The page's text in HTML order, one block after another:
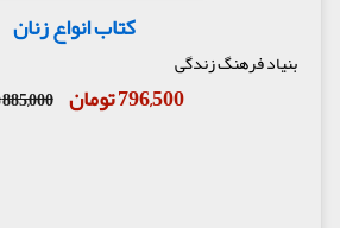
کتاب انواع زنان
بنیاد فرهنگ زندگی
796,500 تومان 885,000 تومان